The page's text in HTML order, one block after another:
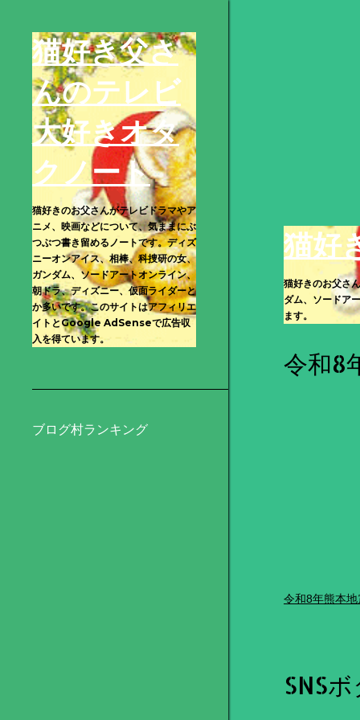
猫好
猫好きのお父さ
ダム、ソードア
ます。
令和8
令和8年熊本
SNS
猫好き父さ
んのテレビ
大好きオタ
クノート
猫好きのお父さんがテレビドラマやア
ニメ、映画などについて、気ままにぶ
つぶつ書き留めるノートです。ディズ
ニーオンアイス、相棒、科捜研の女、
ガンダム、ソードアートオンライン、
朝ドラ、ディズニー、仮面ライダーと
か多いです。このサイトはアフィリエ
イトとGoogle AdSenseで広告収
入を得ています。
ブログ村ランキング